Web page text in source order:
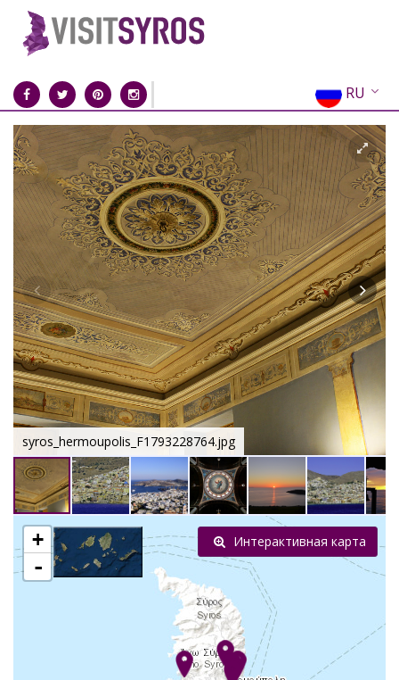
RU
EN
EL
FR
DE
IT
ES
CN
syros_hermoupolis_F1793228764.jpg
+
-
Интерактивная карта